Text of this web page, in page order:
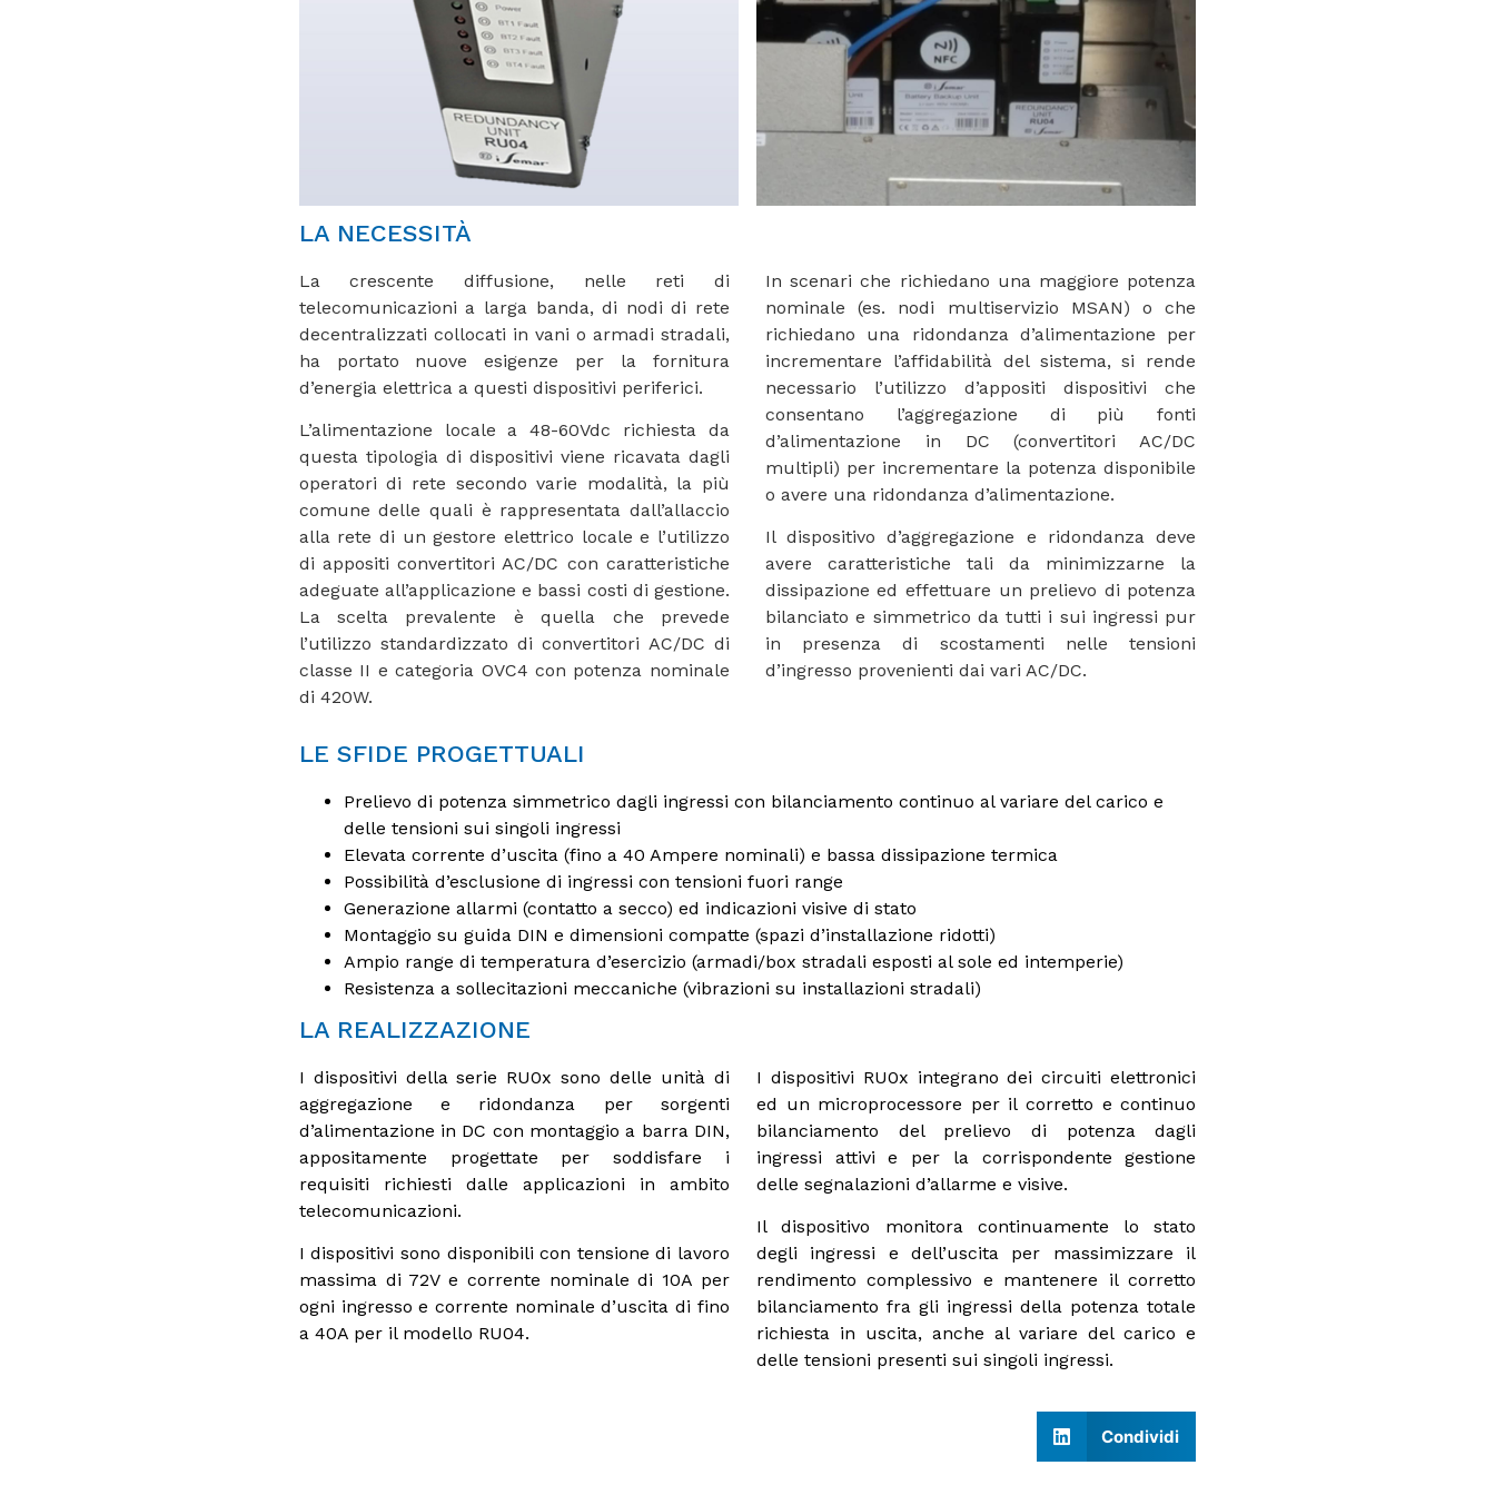
LA NECESSITÀ
La crescente diffusione, nelle reti di
telecomunicazioni a larga banda, di nodi di rete
decentralizzati collocati in vani o armadi stradali,
ha portato nuove esigenze per la fornitura
d’energia elettrica a questi dispositivi periferici.
L’alimentazione locale a 48-60Vdc richiesta da
questa tipologia di dispositivi viene ricavata dagli
operatori di rete secondo varie modalità, la più
comune delle quali è rappresentata dall’allaccio
alla rete di un gestore elettrico locale e l’utilizzo
di appositi convertitori AC/DC con caratteristiche
adeguate all’applicazione e bassi costi di gestione.
La scelta prevalente è quella che prevede
l’utilizzo standardizzato di convertitori AC/DC di
classe II e categoria OVC4 con potenza nominale
di 420W.
In scenari che richiedano una maggiore potenza
nominale (es. nodi multiservizio MSAN) o che
richiedano una ridondanza d’alimentazione per
incrementare l’affidabilità del sistema, si rende
necessario l’utilizzo d’appositi dispositivi che
consentano l’aggregazione di più fonti
d’alimentazione in DC (convertitori AC/DC
multipli) per incrementare la potenza disponibile
o avere una ridondanza d’alimentazione.
Il dispositivo d’aggregazione e ridondanza deve
avere caratteristiche tali da minimizzarne la
dissipazione ed effettuare un prelievo di potenza
bilanciato e simmetrico da tutti i sui ingressi pur
in presenza di scostamenti nelle tensioni
d’ingresso provenienti dai vari AC/DC.
LE SFIDE PROGETTUALI
Prelievo di potenza simmetrico dagli ingressi con bilanciamento continuo al variare del carico e
delle tensioni sui singoli ingressi
Elevata corrente d’uscita (fino a 40 Ampere nominali) e bassa dissipazione termica
Possibilità d’esclusione di ingressi con tensioni fuori range
Generazione allarmi (contatto a secco) ed indicazioni visive di stato
Montaggio su guida DIN e dimensioni compatte (spazi d’installazione ridotti)
Ampio range di temperatura d’esercizio (armadi/box stradali esposti al sole ed intemperie)
Resistenza a sollecitazioni meccaniche (vibrazioni su installazioni stradali)
LA REALIZZAZIONE
I dispositivi della serie RU0x sono delle unità di
aggregazione e ridondanza per sorgenti
d’alimentazione in DC con montaggio a barra DIN,
appositamente progettate per soddisfare i
requisiti richiesti dalle applicazioni in ambito
telecomunicazioni.
I dispositivi sono disponibili con tensione di lavoro
massima di 72V e corrente nominale di 10A per
ogni ingresso e corrente nominale d’uscita di fino
a 40A per il modello RU04.
I dispositivi RU0x integrano dei circuiti elettronici
ed un microprocessore per il corretto e continuo
bilanciamento del prelievo di potenza dagli
ingressi attivi e per la corrispondente gestione
delle segnalazioni d’allarme e visive.
Il dispositivo monitora continuamente lo stato
degli ingressi e dell’uscita per massimizzare il
rendimento complessivo e mantenere il corretto
bilanciamento fra gli ingressi della potenza totale
richiesta in uscita, anche al variare del carico e
delle tensioni presenti sui singoli ingressi.
Condividi